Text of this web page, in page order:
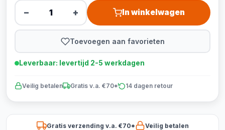
− + In winkelwagen
Toevoegen aan favorieten
Leverbaar: levertijd 2-5 werkdagen
Veilig betalen Gratis v.a. €70* 14 dagen retour
Gratis verzending v.a. €70*
Veilig betalen